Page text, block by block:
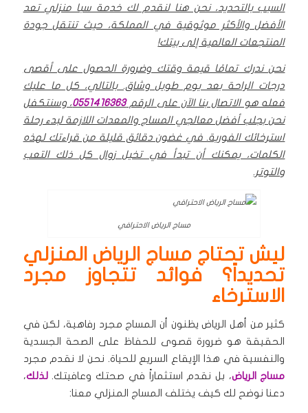
السبب بالتحديد، نحن هنا لنقدم لك خدمة سبا منزلي تعد
الأفضل والأكثر موثوقية في المملكة، حيث تنتقل جودة
المنتجعات العالمية إلى بيتك!
نحن ندرك تمامًا قيمة وقتك وضرورة الحصول على أقصى
درجات الراحة بعد يوم طويل وشاق. بالتالي، كل ما عليك
فعله هو الاتصال بنا الآن على الرقم0551416363، وسنتكفل
نحن بجلب أفضل معالجي المساج والمعدات اللازمة لبدء رحلة
استرخائك الفورية. في غضون دقائق قليلة من قراءتك لهذه
الكلمات، يمكنك أن تبدأ في تخيل زوال كل ذلك التعب
والتوتر.
مساج الرياض الاحترافي
ليش تحتاج مساج الرياض المنزلي
تحديداً؟ فوائد تتجاوز مجرد
الاسترخاء
كثير من أهل الرياض يظنون أن المساج مجرد رفاهية، لكن في
الحقيقة هو ضرورة قصوى للحفاظ على الصحة الجسدية
والنفسية في هذا الإيقاع السريع للحياة. نحن لا نقدم مجرد
مساج الرياض، بل نقدم استثماراً في صحتك وعافيتك.لذلك،
دعنا نوضح لك كيف يختلف المساج المنزلي معنا: